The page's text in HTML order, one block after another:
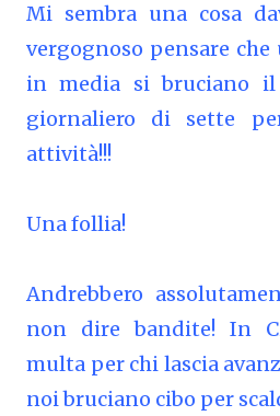
Mi sembra una cosa
vergognoso pensare
in media si bruciano
giornaliero di sette
attività!!!
Una follia!
Andrebbero
non dire bandite! In
multa per chi lascia
noi bruciano cibo per